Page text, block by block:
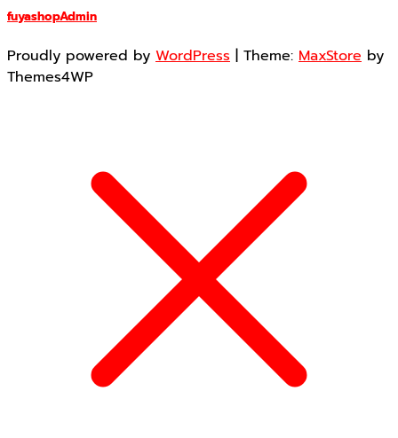
fuyashopAdmin
Proudly powered by WordPress | Theme: MaxStore by
Themes4WP